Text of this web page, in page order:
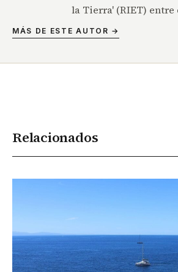
la Tierra' (RIET) entre
MÁS DE ESTE AUTOR →
Relacionados